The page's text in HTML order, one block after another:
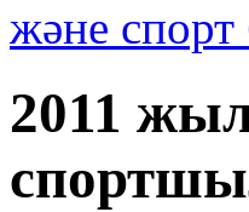
және спорт
2011